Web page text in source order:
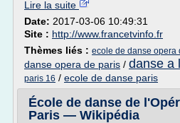
Lire la suite
Date: 2017-03-06 10:49:31
Site : http://www.francetvinfo.fr
Thèmes liés : ecole de danse opera
danse opera de paris / danse a
paris 16 / ecole de danse paris
École de danse de
Paris — Wikipédia